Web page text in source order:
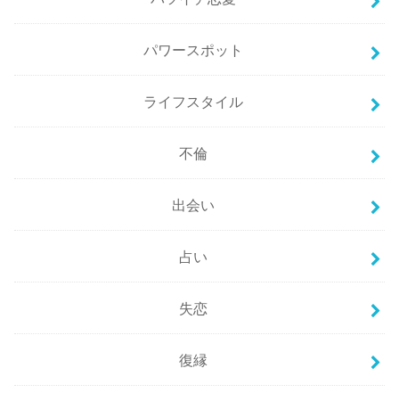
パワースポット
ライフスタイル
不倫
出会い
占い
失恋
復縁